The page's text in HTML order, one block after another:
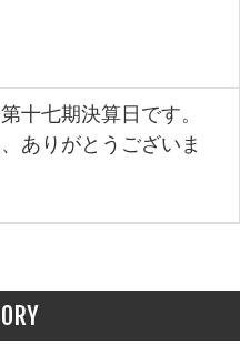
十七期決算日です。
ありがとうございま